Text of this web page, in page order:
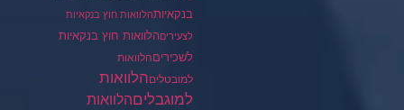
בנקאיותהלוואות חוץ בנקאיות
לצעיריםהלוואות חוץ בנקאיות
לשכיריםהלוואות
למובטליםהלוואות
למוגבליםהלוואות